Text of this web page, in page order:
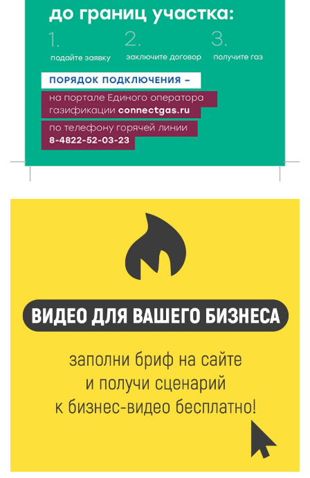
7 Авг 2026 13:02 162
Как уберечься от клещей: рекомендации
Роспотребнадзора и текущая статистика
7 Авг 2026 12:36 216
От танцев до спорта: в Твери на семи площадках
пройдут праздничные мероприятия
7 Авг 2026 12:32 147
Маткапитал в деле: свыше 1900 тверских семей
Ребёнок, жизнь, семья: жители Твери назвали
главные подарки в своей жизни
219
до 2,5 миллиона рублей
Новые профессии открывают тверичам путь к
7 Авг 2026 11:32 186
7 Авг 2026 11:17 111